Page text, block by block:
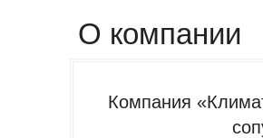
О компании
Компания